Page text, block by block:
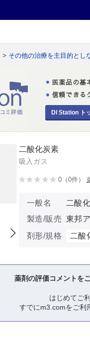
> その他の治療を主目的とし
DI Station ト
二酸化炭素
吸入ガス
0（0件）
一般名
二酸
製造/販売 東邦
剤形/規格
二酸
薬剤の評価コメントを
はじめてご
すでにm3.comをご利